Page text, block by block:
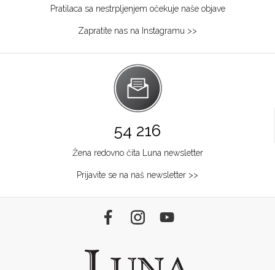
Pratilaca sa nestrpljenjem očekuje naše objave
Zapratite nas na Instagramu >>
54 216
Žena redovno čita Luna newsletter
Prijavite se na naš newsletter >>